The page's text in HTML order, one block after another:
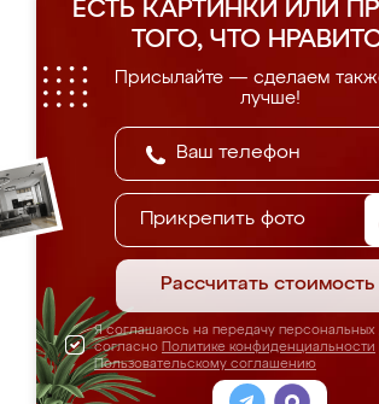
ЕСТЬ КАРТИНКИ ИЛИ
ТОГО, ЧТО
Присылайте — сделаем
лучше!
Прикрепить фото
Рассчитать стоимость
Я соглашаюсь на передачу персональных
согласно Политике конфиденциальности
Пользовательскому соглашению